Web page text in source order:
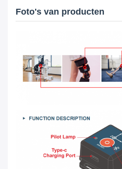
Foto's van producten